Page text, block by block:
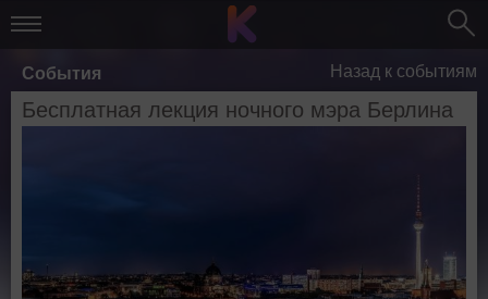
События Назад к событиям
Бесплатная лекция ночного мэра Берлина